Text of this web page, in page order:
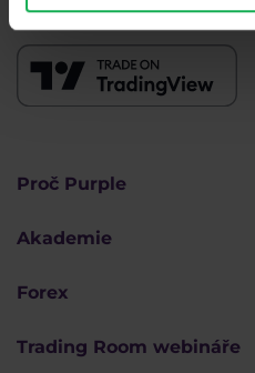
Proč Purple
Akademie
Forex
Trading Room webináře